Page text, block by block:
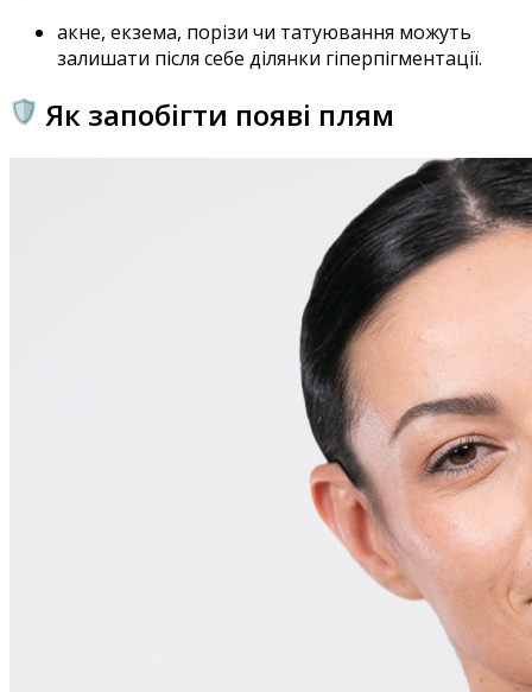
акне, екзема, порізи чи татуювання можуть
залишати після себе ділянки гіперпігментації.
Як запобігти появі плям